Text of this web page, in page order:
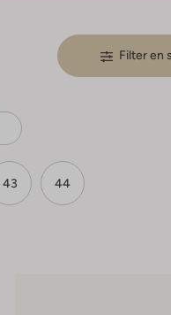
Filter en
43 44